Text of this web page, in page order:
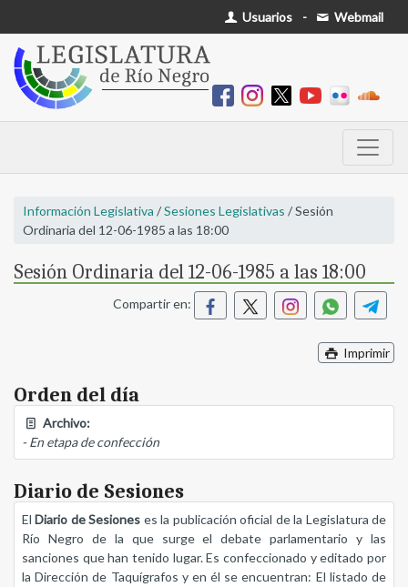
Usuarios - Webmail
Información Legislativa /Sesiones Legislativas / Sesión
Ordinaria del 12-06-1985 a las 18:00
Sesión Ordinaria del 12-06-1985 a las 18:00
Compartir en:
Imprimir
Orden del día
Archivo:
- En etapa de confección
Diario de Sesiones
ElDiario de Sesiones es la publicación oficial de la Legislatura de
Río Negro de la que surge el debate parlamentario y las
sanciones que han tenido lugar. Es confeccionado y editado por
la Dirección de Taquígrafos y en él se encuentran: El listado de